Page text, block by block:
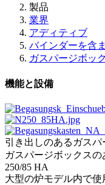
製品
業界
アディティブ
バインダーを含
ガスパージボッ
機能と設備
引き出しのあるガスパ
ガスパージボックス
250/85 HA
大型の炉モデル内で